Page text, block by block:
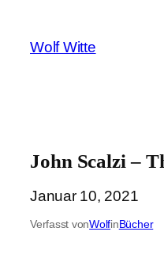
springen
Wolf Witte
John Scalzi –
Januar 10, 2021
Verfasst vonWolfinBücher